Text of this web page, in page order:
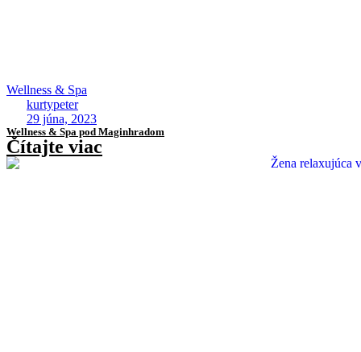
Wellness & Spa
kurtypeter
29 júna, 2023
Wellness & Spa pod Maginhradom
Čítajte viac